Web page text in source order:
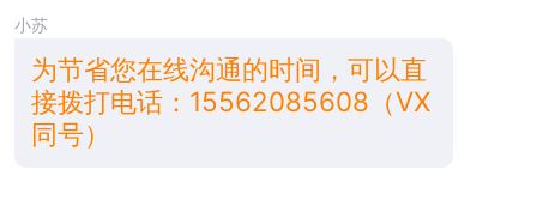
小苏
为节省您在线沟通的时间，可以直
接拨打电话：15562085608（VX
同号）